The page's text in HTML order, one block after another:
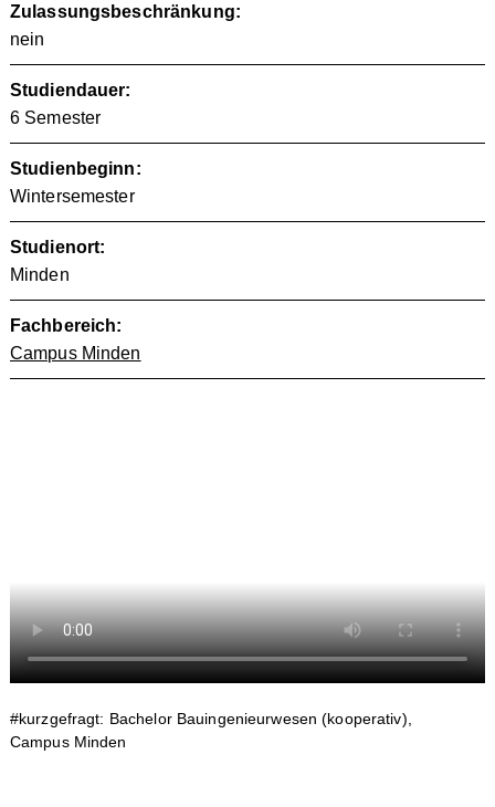
Zulassungsbeschränkung:
nein
Studiendauer:
6 Semester
Studienbeginn:
Wintersemester
Studienort:
Minden
Fachbereich:
Campus Minden
#kurzgefragt: Bachelor Bauingenieurwesen (kooperativ),
Campus Minden